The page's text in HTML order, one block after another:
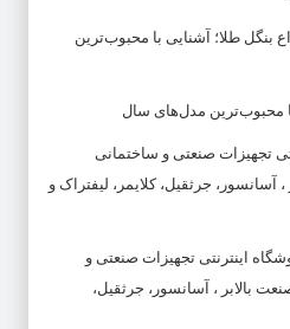
بنگل طلا؛ آشنایی با محبوب‌ترین
با محبوب‌ترین مدل‌های سال
تجهیزات صنعتی و ساختمانی
، آسانسور، جرثقیل، کلایمر، لیفتراک و
اینترنتی تجهیزات صنعتی و
بالابر ، آسانسور، جرثقیل،